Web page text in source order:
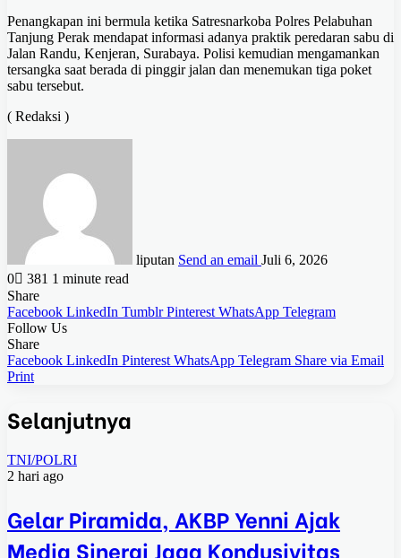
Penangkapan ini bermula ketika Satresnarkoba Polres Pelabuhan
Tanjung Perak mendapat informasi adanya praktik peredaran sabu di
Jalan Randu, Kenjeran, Surabaya. Polisi kemudian mengamankan
tersangka saat berada di pinggir jalan dan menemukan tiga poket
sabu tersebut.
( Redaksi )
liputan Send an email Juli 6, 2026
0
381 1 minute read
Share
Facebook LinkedIn Tumblr Pinterest WhatsApp Telegram
Follow Us
Share
Facebook LinkedIn Pinterest WhatsApp Telegram Share via Email
Print
Selanjutnya
TNI/POLRI
2 hari ago
Gelar Piramida, AKBP Yenni Ajak
Media Sinergi Jaga Kondusivitas